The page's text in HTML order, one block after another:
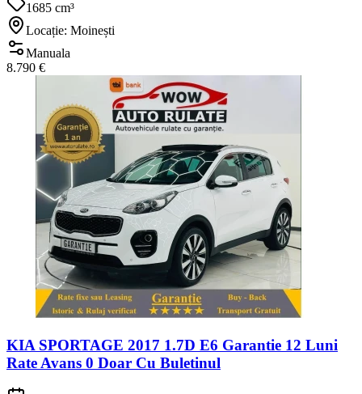
1685 cm³
Locație: Moinești
Manuala
8.790 €
KIA SPORTAGE 2017 1.7D E6 Garantie 12 Luni
Rate Avans 0 Doar Cu Buletinul